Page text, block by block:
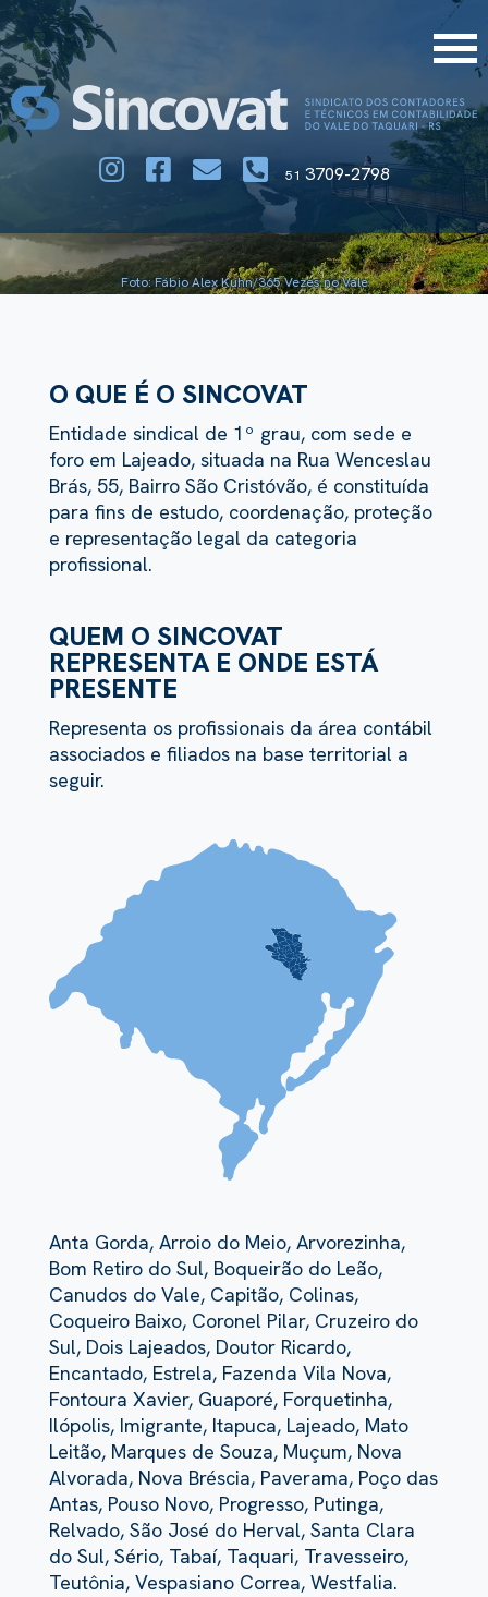
51 3709-2798
Foto: Fábio Alex Kuhn/365 Vezes no Vale
O QUE É O SINCOVAT
Entidade sindical de 1º grau, com sede e
foro em Lajeado, situada na Rua Wenceslau
Brás, 55, Bairro São Cristóvão, é constituída
para fins de estudo, coordenação, proteção
e representação legal da categoria
profissional.
QUEM O SINCOVAT
REPRESENTA E ONDE ESTÁ
PRESENTE
Representa os profissionais da área contábil
associados e filiados na base territorial a
seguir.
Anta Gorda, Arroio do Meio, Arvorezinha,
Bom Retiro do Sul, Boqueirão do Leão,
Canudos do Vale, Capitão, Colinas,
Coqueiro Baixo, Coronel Pilar, Cruzeiro do
Sul, Dois Lajeados, Doutor Ricardo,
Encantado, Estrela, Fazenda Vila Nova,
Fontoura Xavier, Guaporé, Forquetinha,
Ilópolis, Imigrante, Itapuca, Lajeado, Mato
Leitão, Marques de Souza, Muçum, Nova
Alvorada, Nova Bréscia, Paverama, Poço das
Antas, Pouso Novo, Progresso, Putinga,
Relvado, São José do Herval, Santa Clara
do Sul, Sério, Tabaí, Taquari, Travesseiro,
Teutônia, Vespasiano Correa, Westfalia.